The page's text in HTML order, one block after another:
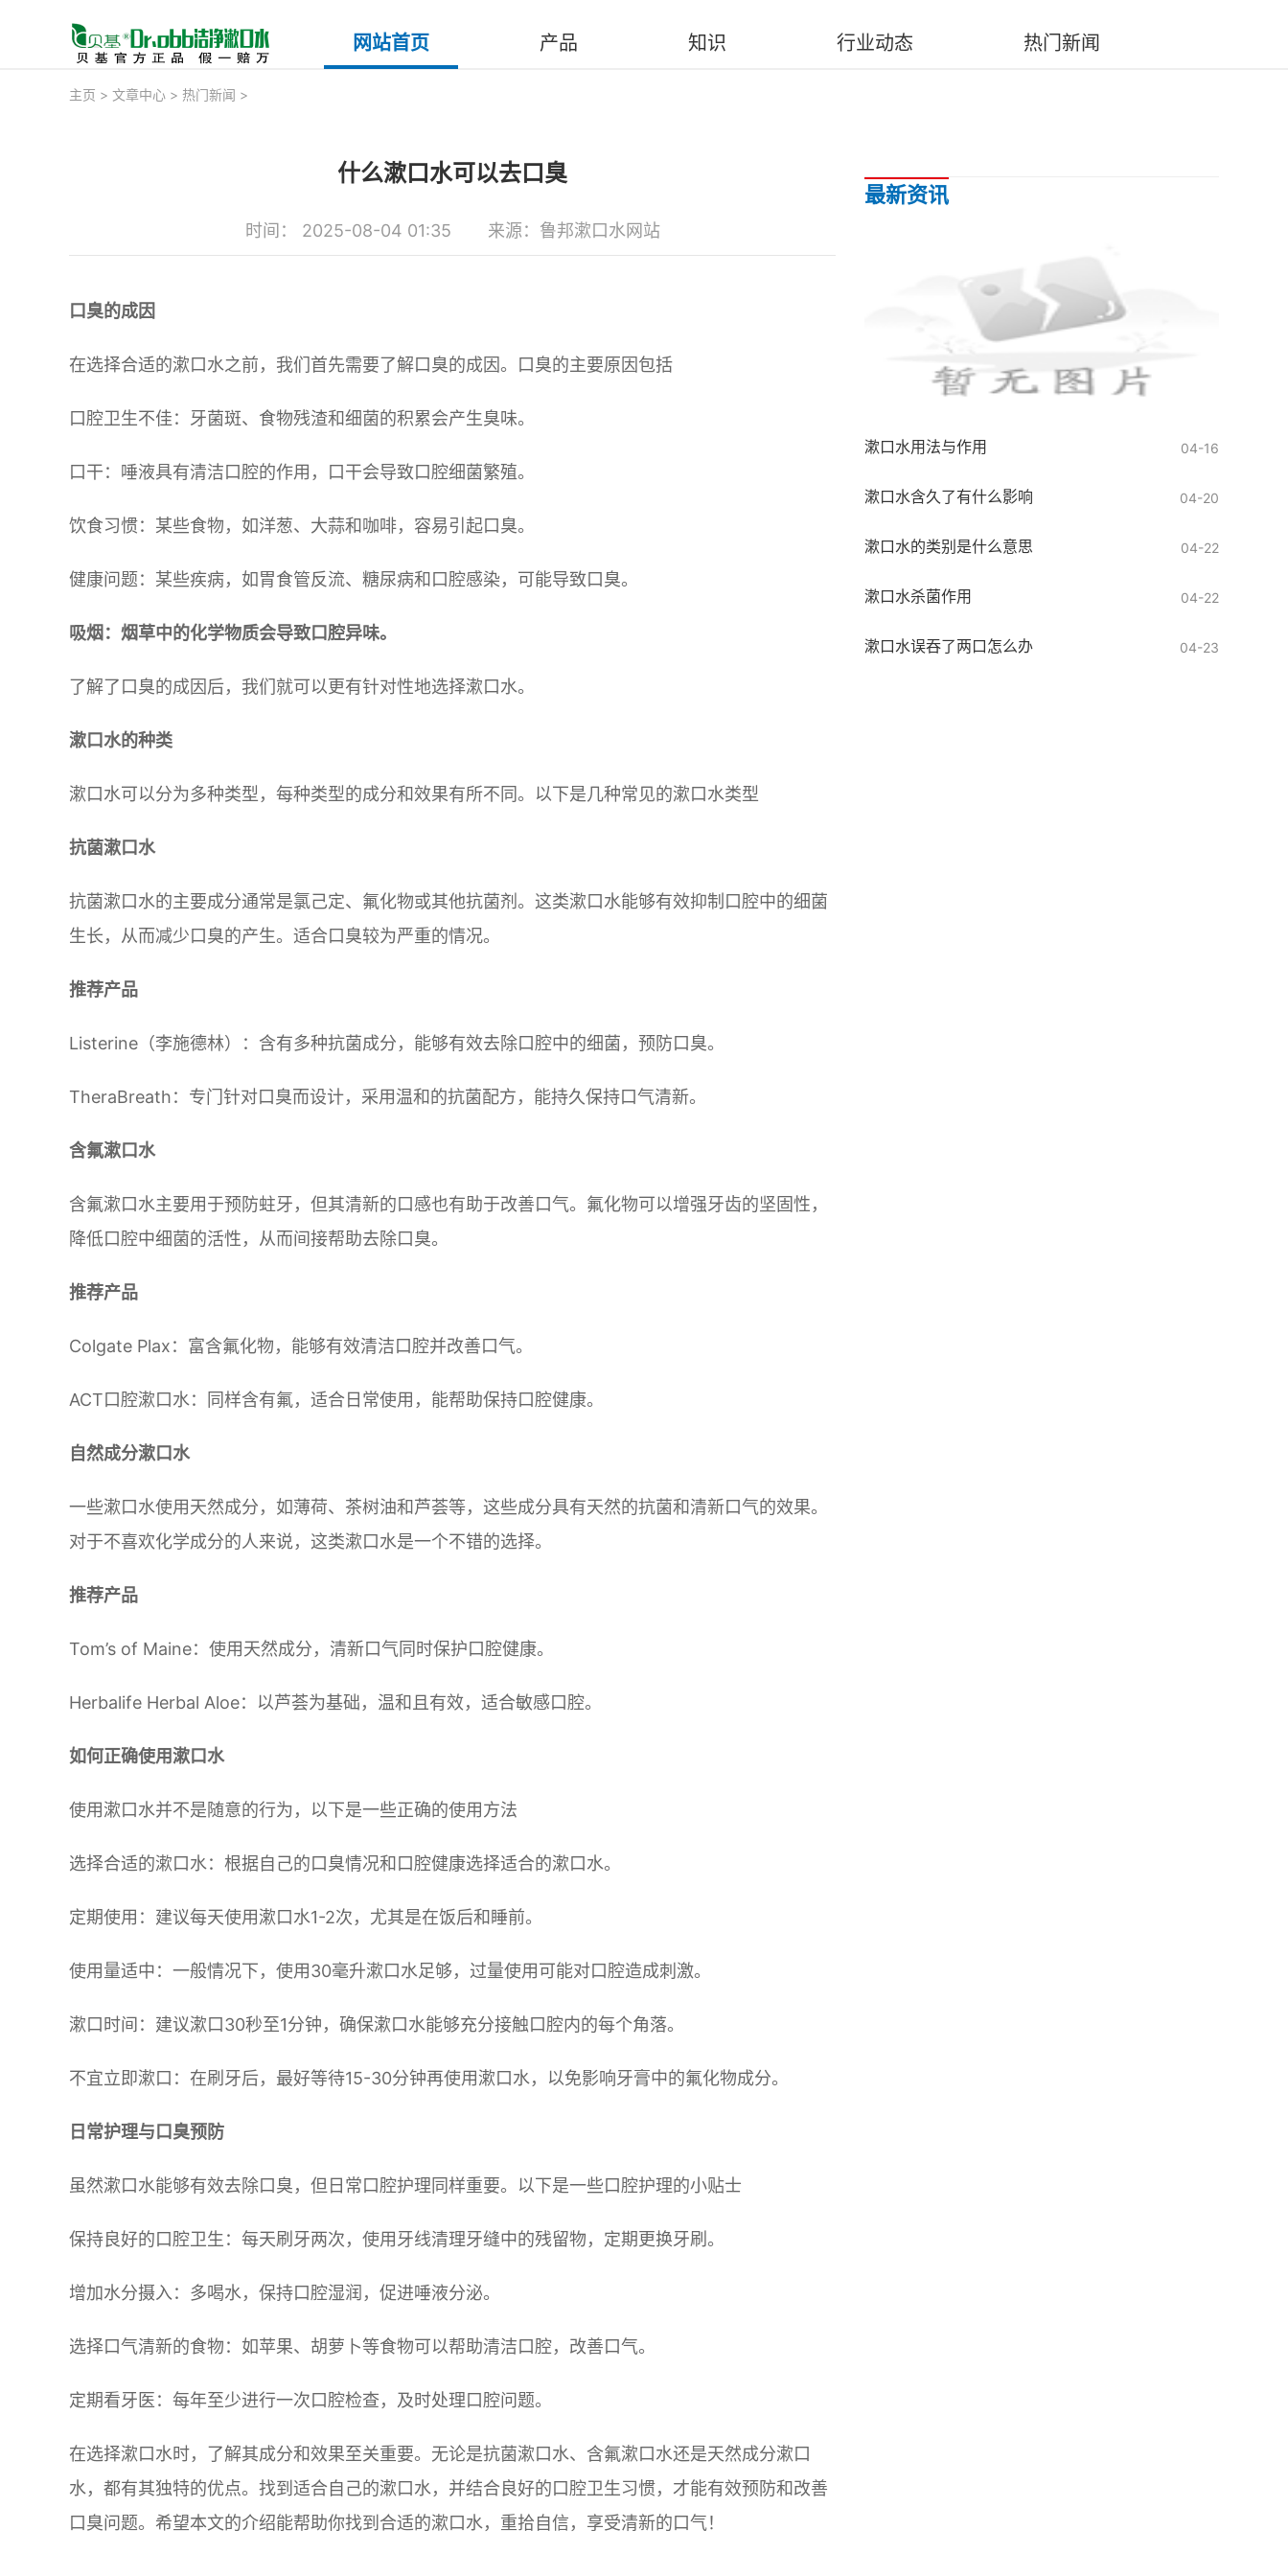
网站首页 产品 知识 行业动态 热门新闻
主页 > 文章中心 > 热门新闻 >
什么漱口水可以去口臭
时间： 2025-08-04 01:35 来源：鲁邦漱口水网站
口臭的成因
在选择合适的漱口水之前，我们首先需要了解口臭的成因。口臭的主要原因包括
口腔卫生不佳：牙菌斑、食物残渣和细菌的积累会产生臭味。
口干：唾液具有清洁口腔的作用，口干会导致口腔细菌繁殖。
饮食习惯：某些食物，如洋葱、大蒜和咖啡，容易引起口臭。
健康问题：某些疾病，如胃食管反流、糖尿病和口腔感染，可能导致口臭。
吸烟：烟草中的化学物质会导致口腔异味。
了解了口臭的成因后，我们就可以更有针对性地选择漱口水。
漱口水的种类
漱口水可以分为多种类型，每种类型的成分和效果有所不同。以下是几种常见的漱口水类型
抗菌漱口水
抗菌漱口水的主要成分通常是氯己定、氟化物或其他抗菌剂。这类漱口水能够有效抑制口腔中的细菌
生长，从而减少口臭的产生。适合口臭较为严重的情况。
推荐产品
Listerine（李施德林）：含有多种抗菌成分，能够有效去除口腔中的细菌，预防口臭。
TheraBreath：专门针对口臭而设计，采用温和的抗菌配方，能持久保持口气清新。
含氟漱口水
含氟漱口水主要用于预防蛀牙，但其清新的口感也有助于改善口气。氟化物可以增强牙齿的坚固性，
降低口腔中细菌的活性，从而间接帮助去除口臭。
推荐产品
Colgate Plax：富含氟化物，能够有效清洁口腔并改善口气。
ACT口腔漱口水：同样含有氟，适合日常使用，能帮助保持口腔健康。
自然成分漱口水
一些漱口水使用天然成分，如薄荷、茶树油和芦荟等，这些成分具有天然的抗菌和清新口气的效果。
对于不喜欢化学成分的人来说，这类漱口水是一个不错的选择。
推荐产品
Tom’s of Maine：使用天然成分，清新口气同时保护口腔健康。
Herbalife Herbal Aloe：以芦荟为基础，温和且有效，适合敏感口腔。
如何正确使用漱口水
使用漱口水并不是随意的行为，以下是一些正确的使用方法
选择合适的漱口水：根据自己的口臭情况和口腔健康选择适合的漱口水。
定期使用：建议每天使用漱口水1-2次，尤其是在饭后和睡前。
使用量适中：一般情况下，使用30毫升漱口水足够，过量使用可能对口腔造成刺激。
漱口时间：建议漱口30秒至1分钟，确保漱口水能够充分接触口腔内的每个角落。
不宜立即漱口：在刷牙后，最好等待15-30分钟再使用漱口水，以免影响牙膏中的氟化物成分。
日常护理与口臭预防
虽然漱口水能够有效去除口臭，但日常口腔护理同样重要。以下是一些口腔护理的小贴士
保持良好的口腔卫生：每天刷牙两次，使用牙线清理牙缝中的残留物，定期更换牙刷。
增加水分摄入：多喝水，保持口腔湿润，促进唾液分泌。
选择口气清新的食物：如苹果、胡萝卜等食物可以帮助清洁口腔，改善口气。
定期看牙医：每年至少进行一次口腔检查，及时处理口腔问题。
在选择漱口水时，了解其成分和效果至关重要。无论是抗菌漱口水、含氟漱口水还是天然成分漱口
水，都有其独特的优点。找到适合自己的漱口水，并结合良好的口腔卫生习惯，才能有效预防和改善
口臭问题。希望本文的介绍能帮助你找到合适的漱口水，重拾自信，享受清新的口气！
最新资讯
漱口水用法与作用 04-16
漱口水含久了有什么影响 04-20
漱口水的类别是什么意思 04-22
漱口水杀菌作用 04-22
漱口水误吞了两口怎么办 04-23